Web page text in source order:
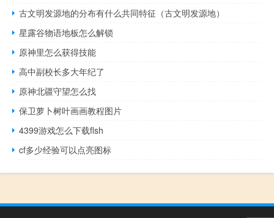
古文明发源地的分布有什么共同特征（古文明发源地）
星露谷物语地板怎么解锁
原神里怎么获得技能
高中副校长多大年纪了
原神北疆守望怎么找
保卫萝卜树叶画画教程图片
4399游戏怎么下载flsh
cf多少经验可以点亮图标